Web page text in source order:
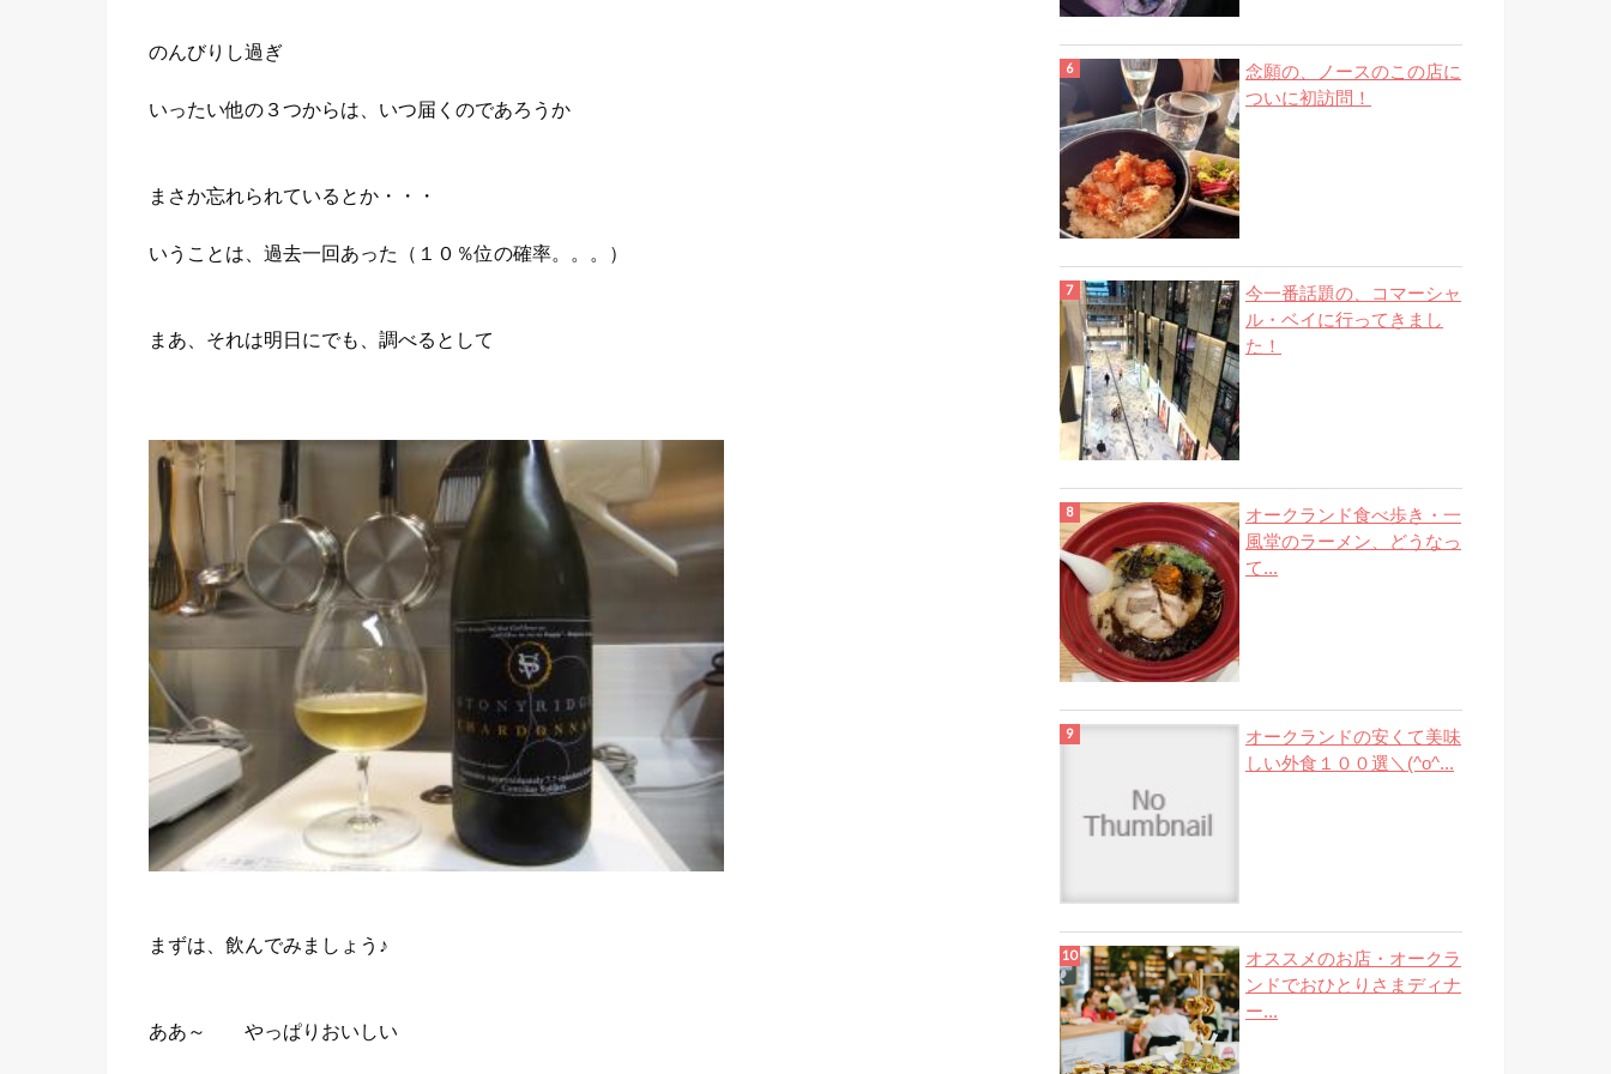
のんびりし過ぎ
いったい他の３つからは、いつ届くのであろうか
まさか忘れられているとか・・・
いうことは、過去一回あった（１０％位の確率。。。）
まあ、それは明日にでも、調べるとして
まずは、飲んでみましょう♪
ああ～ やっぱりおいしい
念願の、ノースのこの店に
ついに初訪問！
今一番話題の、コマーシャ
ル・ベイに行ってきまし
た！
オークランド食べ歩き・一
風堂のラーメン、どうなっ
て...
オークランドの安くて美味
しい外食１００選＼(^o^...
オススメのお店・オークラ
ンドでおひとりさまディナ
ー...